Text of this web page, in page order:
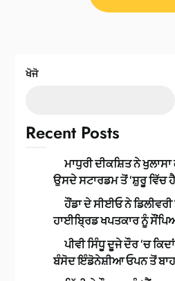
ਖੋਜੋ
Recent Posts
ਮਾਧੁਰੀ ਦੀਕਸ਼ਿਤ ਨੇ ਖੁਲਾਸਾ
ਉਸਦੇ ਸਟਾਰਡਮ ਤੋਂ ‘ਸ਼ੁਰੂ ਵਿੱਚ
ਹੌਂਡਾ ਦੇ ਸੀਈਓ ਨੇ ਡਿਲੀਵਰੀ
ਹਾਈਬ੍ਰਿਡ ਖਪਤਕਾਰ ਨੂੰ
ਪੀਵੀ ਸਿੰਧੂ ਦੂਜੇ ਦੌਰ ‘ਚ
ਬੰਸੋਦ ਇੰਡੋਨੇਸ਼ੀਆ ਓਪਨ ਤੋਂ